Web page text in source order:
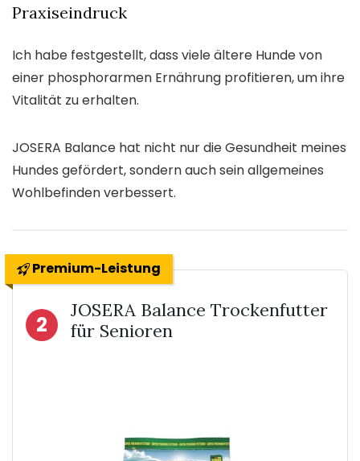
Praxiseindruck
Ich habe festgestellt, dass viele ältere Hunde von
einer phosphorarmen Ernährung profitieren, um ihre
Vitalität zu erhalten.
JOSERA Balance hat nicht nur die Gesundheit meines
Hundes gefördert, sondern auch sein allgemeines
Wohlbefinden verbessert.
Premium-Leistung
2
JOSERA Balance Trockenfutter
für Senioren